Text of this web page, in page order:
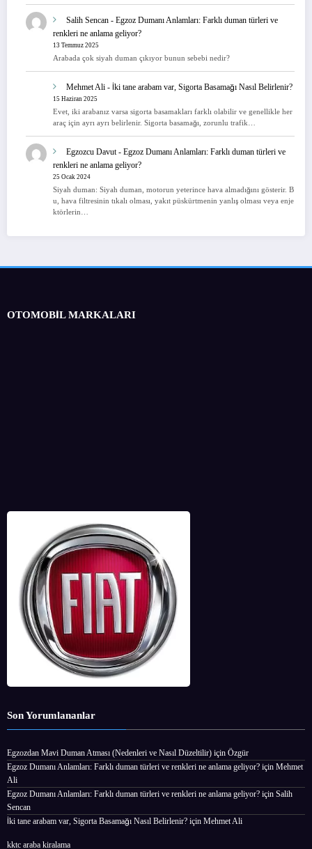
Salih Sencan - Egzoz Dumanı Anlamları: Farklı duman türleri ve
renkleri ne anlama geliyor?
13 Temmuz 2025
Arabada çok siyah duman çıkıyor bunun sebebi nedir?
Mehmet Ali - İki tane arabam var, Sigorta Basamağı Nasıl Belirlenir?
15 Haziran 2025
Evet, iki arabanız varsa sigorta basamakları farklı olabilir ve genellikle her
araç için ayrı ayrı belirlenir. Sigorta basamağı, zorunlu trafik…
Egzozcu Davut - Egzoz Dumanı Anlamları: Farklı duman türleri ve
renkleri ne anlama geliyor?
25 Ocak 2024
Siyah duman: Siyah duman, motorun yeterince hava almadığını gösterir. B
u, hava filtresinin tıkalı olması, yakıt püskürtmenin yanlış olması veya enje
ktörlerin…
OTOMOBİL MARKALARI
Son Yorumlananlar
Egzozdan Mavi Duman Atması (Nedenleri ve Nasıl Düzeltilir) için Özgür
Egzoz Dumanı Anlamları: Farklı duman türleri ve renkleri ne anlama geliyor? için Mehmet
Ali
Egzoz Dumanı Anlamları: Farklı duman türleri ve renkleri ne anlama geliyor? için Salih
Sencan
İki tane arabam var, Sigorta Basamağı Nasıl Belirlenir? için Mehmet Ali
kktc araba kiralama